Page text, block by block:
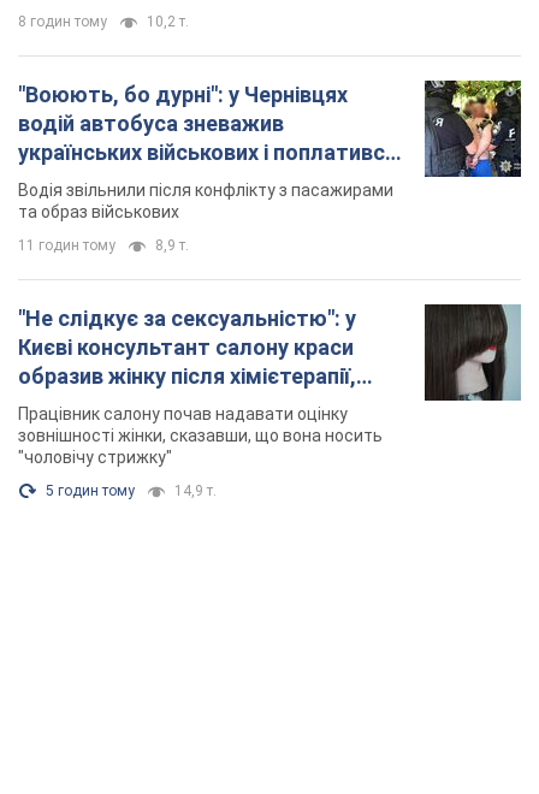
8 годин тому 10,2 т.
"Воюють, бо дурні": у Чернівцях
водій автобуса зневажив
українських військових і поплатився.
Відео
Водія звільнили після конфлікту з пасажирами
та образ військових
11 годин тому 8,9 т.
"Не слідкує за сексуальністю": у
Києві консультант салону краси
образив жінку після хімієтерапії,
розгорівся скандал. Фото
Працівник салону почав надавати оцінку
зовнішності жінки, сказавши, що вона носить
"чоловічу стрижку"
5 годин тому 14,9 т.